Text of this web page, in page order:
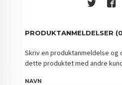
PRODUKTANMELDELSER
Skriv en produktanmeldelse og
dette produktet med andre
NAVN